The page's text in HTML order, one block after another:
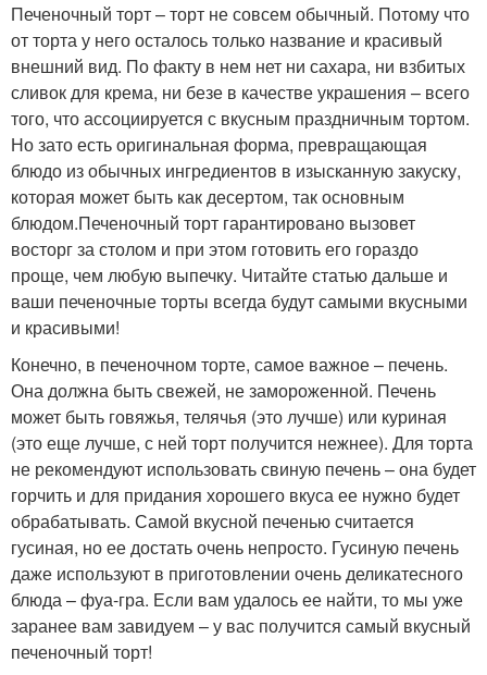
Печеночный торт – торт не совсем обычный. Потому что
от торта у него осталось только название и красивый
внешний вид. По факту в нем нет ни сахара, ни взбитых
сливок для крема, ни безе в качестве украшения – всего
того, что ассоциируется с вкусным праздничным тортом.
Но зато есть оригинальная форма, превращающая
блюдо из обычных ингредиентов в изысканную закуску,
которая может быть как десертом, так основным
блюдом.Печеночный торт гарантировано вызовет
восторг за столом и при этом готовить его гораздо
проще, чем любую выпечку. Читайте статью дальше и
ваши печеночные торты всегда будут самыми вкусными
и красивыми!
Конечно, в печеночном торте, самое важное – печень.
Она должна быть свежей, не замороженной. Печень
может быть говяжья, телячья (это лучше) или куриная
(это еще лучше, с ней торт получится нежнее). Для торта
не рекомендуют использовать свиную печень – она будет
горчить и для придания хорошего вкуса ее нужно будет
обрабатывать. Самой вкусной печенью считается
гусиная, но ее достать очень непросто. Гусиную печень
даже используют в приготовлении очень деликатесного
блюда – фуа-гра. Если вам удалось ее найти, то мы уже
заранее вам завидуем – у вас получится самый вкусный
печеночный торт!